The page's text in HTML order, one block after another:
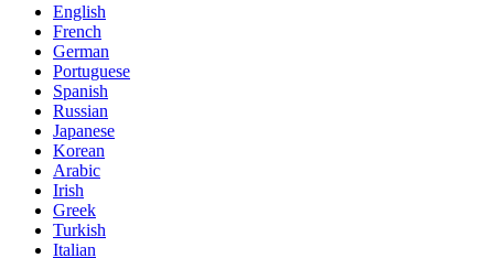
English
French
German
Portuguese
Spanish
Russian
Japanese
Korean
Arabic
Irish
Greek
Turkish
Italian